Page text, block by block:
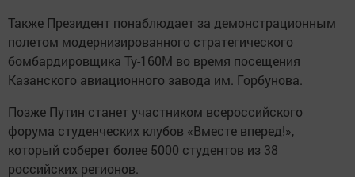
Также Президент понаблюдает за демонстрационным
полетом модернизированного стратегического
бомбардировщика Ту-160М во время посещения
Казанского авиационного завода им. Горбунова.
Позже Путин станет участником всероссийского
форума студенческих клубов «Вместе вперед!»,
который соберет более 5000 студентов из 38
российских регионов.